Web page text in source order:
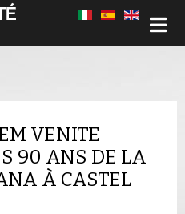
VENITE
90 ANS DE LA
À CASTEL